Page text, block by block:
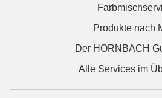
Produkte nach
Der HORNBACH
Alle Services im